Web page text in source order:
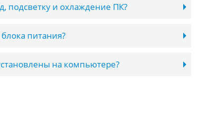
подсветку и охлаждение ПК?
питания?
на компьютере?